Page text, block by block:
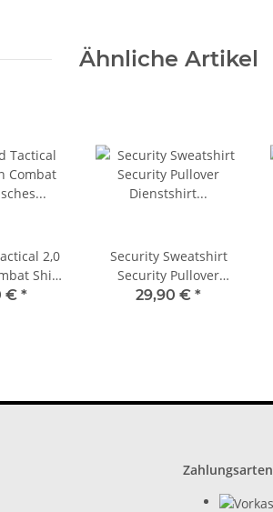
Ähnliche Artikel
2,0
Shirt
Mil-
€ *
Security Sweatshirt
Security Pullover
Dienstshirt Wachschutz
29,90 € *
Zahlungsarten